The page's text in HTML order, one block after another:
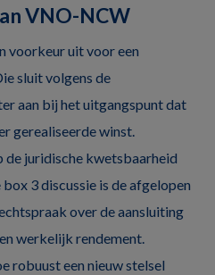
VNO-NCW
voorkeur uit voor een
sluit volgens de
aan bij het uitgangspunt dat
gerealiseerde winst.
juridische kwetsbaarheid
3 discussie is de afgelopen
over de aansluiting
werkelijk rendement.
robuust een nieuw stelsel